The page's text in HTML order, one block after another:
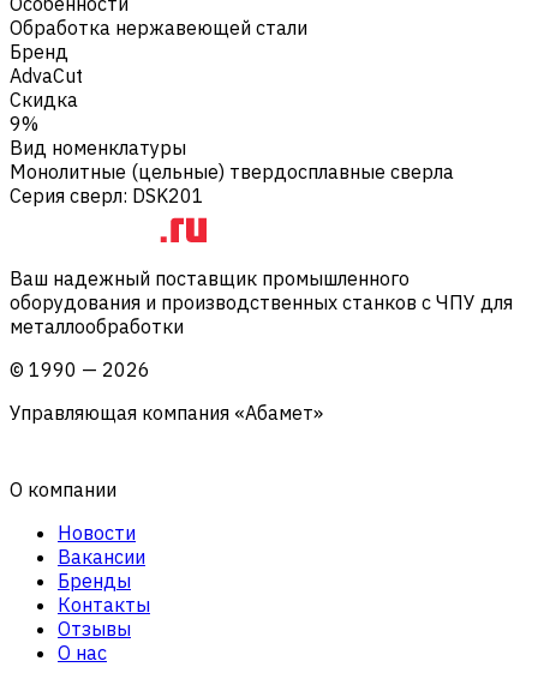
Обработка нержавеющей стали
Бренд
AdvaCut
Скидка
9%
Вид номенклатуры
Монолитные (цельные) твердосплавные сверла
Серия сверл: DSK201
Ваш надежный поставщик промышленного
оборудования и производственных станков с ЧПУ для
металлообработки
© 1990 — 2026
Управляющая компания «Абамет»
О компании
Новости
Вакансии
Бренды
Контакты
Отзывы
О нас